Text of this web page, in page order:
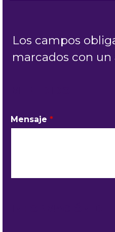
Los campos
marcados con un
Mensaje *